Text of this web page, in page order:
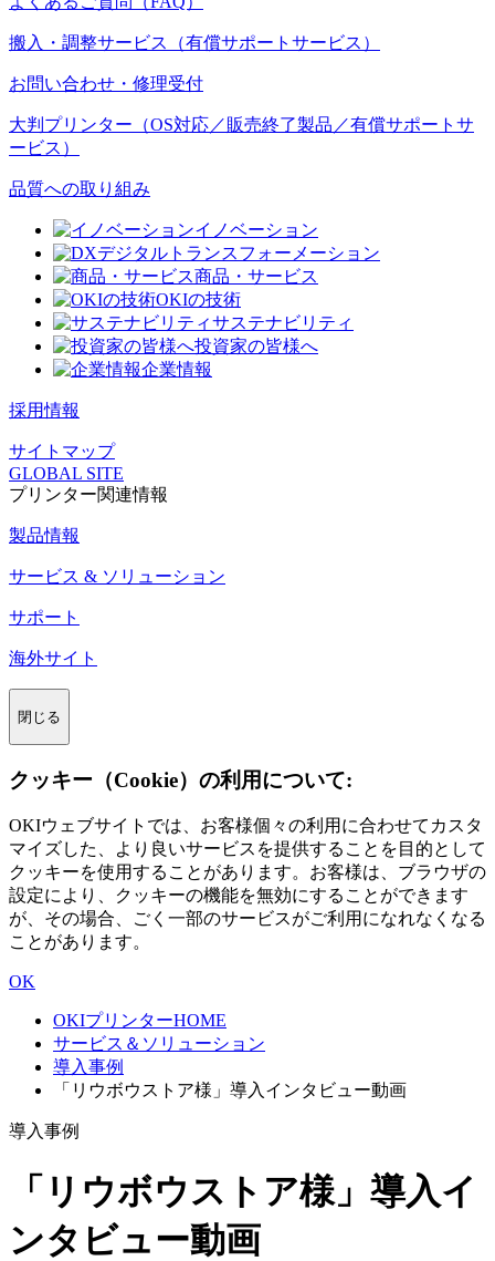
搬入・調整サービス（有償サポートサービス）
お問い合わせ・修理受付
大判プリンター（OS対応／販売終了製品／有償サポートサ
ービス）
品質への取り組み
イノベーション
デジタルトランスフォーメーション
商品・サービス
OKIの技術
サステナビリティ
投資家の皆様へ
企業情報
採用情報
サイトマップ
GLOBAL SITE
プリンター関連情報
製品情報
サービス & ソリューション
サポート
海外サイト
閉じる
クッキー（Cookie）の利用について:
OKIウェブサイトでは、お客様個々の利用に合わせてカスタ
マイズした、より良いサービスを提供することを目的として
クッキーを使用することがあります。お客様は、ブラウザの
設定により、クッキーの機能を無効にすることができます
が、その場合、ごく一部のサービスがご利用になれなくなる
ことがあります。
OK
OKIプリンターHOME
サービス＆ソリューション
導入事例
「リウボウストア様」導入インタビュー動画
導入事例
「リウボウストア様」導入イ
ンタビュー動画